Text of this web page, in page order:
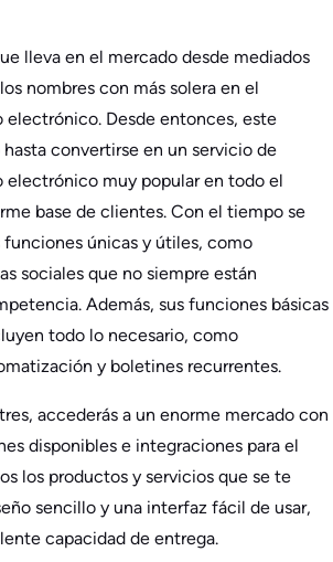
lleva en el mercado desde mediados
nombres con más solera en el
electrónico. Desde entonces, este
convertirse en un servicio de
electrónico muy popular en todo el
base de clientes. Con el tiempo se
funciones únicas y útiles, como
sociales que no siempre están
Además, sus funciones básicas
todo lo necesario, como
y boletines recurrentes.
accederás a un enorme mercado con
disponibles e integraciones para el
los productos y servicios que se te
sencillo y una interfaz fácil de usar,
capacidad de entrega.